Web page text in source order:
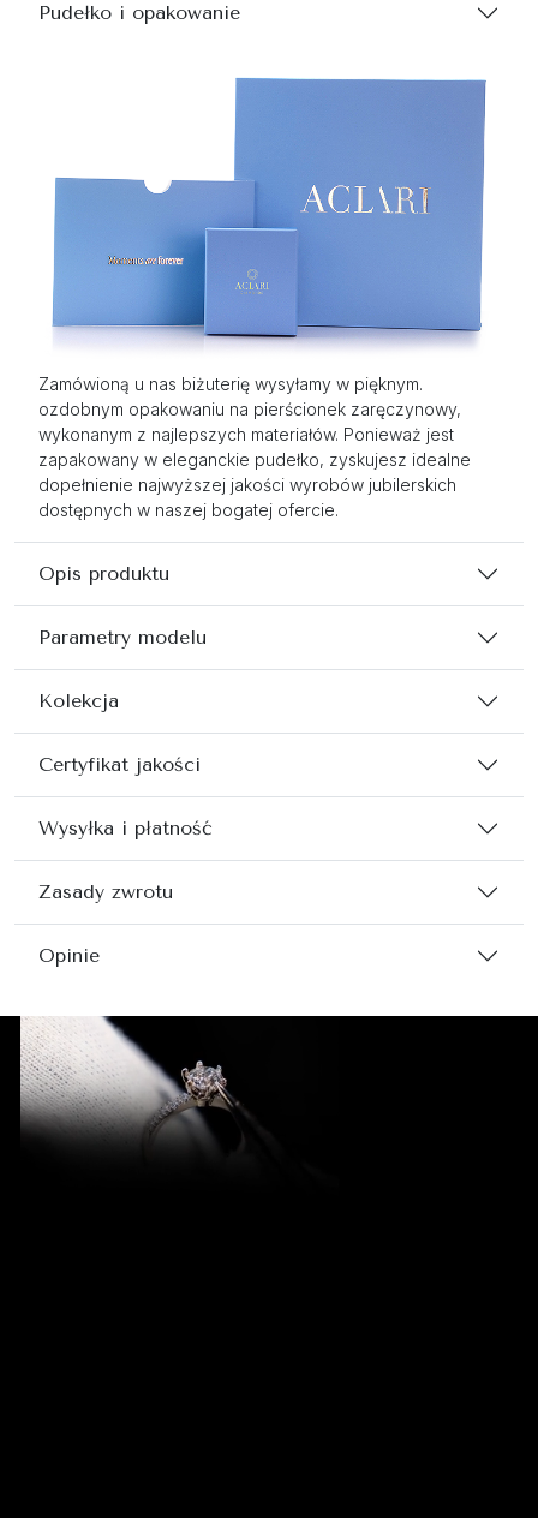
Pudełko i opakowanie
Zamówioną u nas biżuterię wysyłamy w pięknym.
ozdobnym opakowaniu na pierścionek zaręczynowy,
wykonanym z najlepszych materiałów. Ponieważ jest
zapakowany w eleganckie pudełko, zyskujesz idealne
dopełnienie najwyższej jakości wyrobów jubilerskich
dostępnych w naszej bogatej ofercie.
Opis produktu
Parametry modelu
Kolekcja
Certyfikat jakości
Wysyłka i płatność
Zasady zwrotu
Opinie